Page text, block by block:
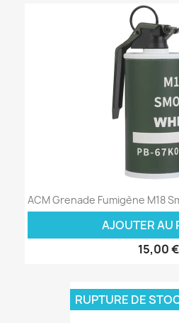
ACM Grenade Fumigène M18
AJOUTER AU
15,00 €
RUPTURE DE